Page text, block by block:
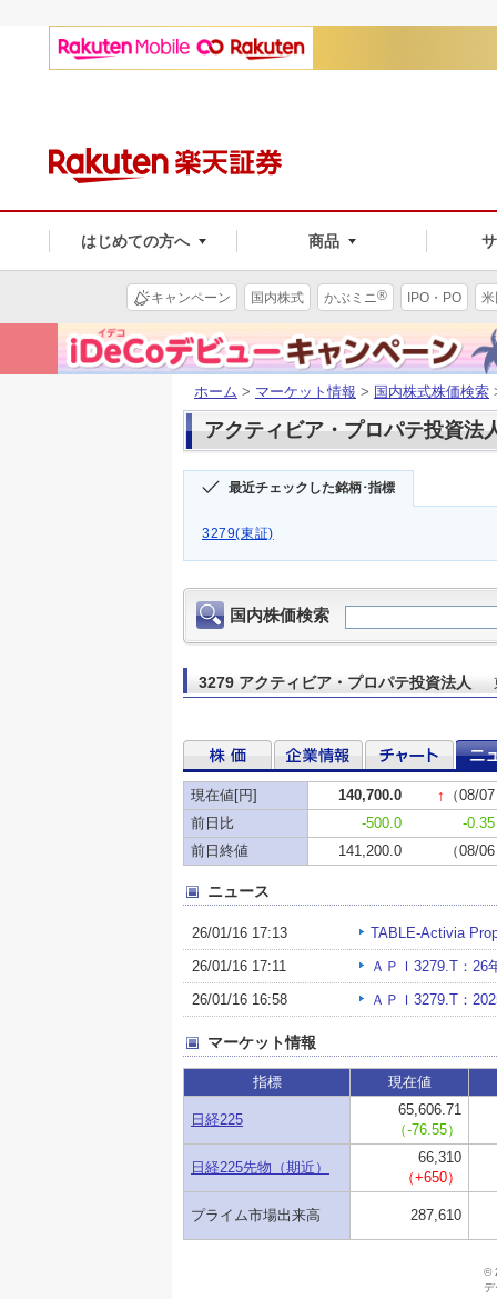
はじめての方へ 商品
キャンペーン 国内株式 かぶミニ® IPO・PO
ホーム > マーケット情報 > 国内株式株価検索
アクティビア・プロパテ投資法
最近チェックした銘柄･指標
3279(東証)